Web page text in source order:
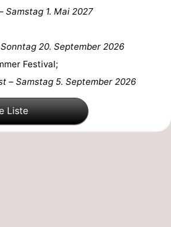
Samstag 1. Mai 2027
Sonntag 20. September 2026
Festival;
– Samstag 5. September 2026
Liste